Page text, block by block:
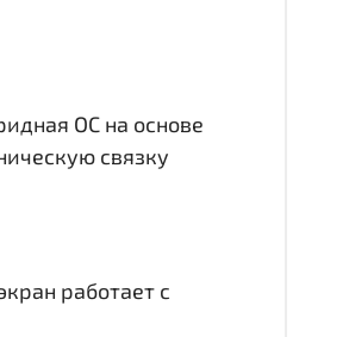
ОС на основе
связку
работает с